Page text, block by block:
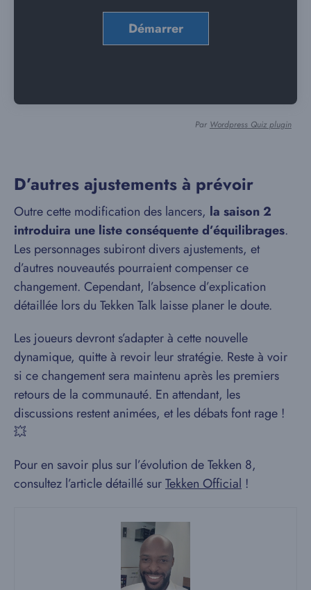
Par Wordpress Quiz plugin
D’autres ajustements à prévoir
Outre cette modification des lancers, la saison 2
introduira une liste conséquente d’équilibrages.
Les personnages subiront divers ajustements, et
d’autres nouveautés pourraient compenser ce
changement. Cependant, l’absence d’explication
détaillée lors du Tekken Talk laisse planer le doute.
Les joueurs devront s’adapter à cette nouvelle
dynamique, quitte à revoir leur stratégie. Reste à voir
si ce changement sera maintenu après les premiers
retours de la communauté. En attendant, les
discussions restent animées, et les débats font rage !
💥
Pour en savoir plus sur l’évolution de Tekken 8,
consultez l’article détaillé surTekken Official !